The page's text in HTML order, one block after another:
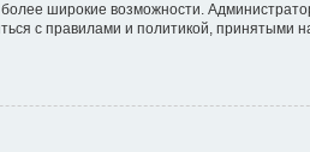
широкие возможности.
с правилами и политикой, принятыми